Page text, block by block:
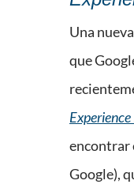
Una
que
encontrar
Google),